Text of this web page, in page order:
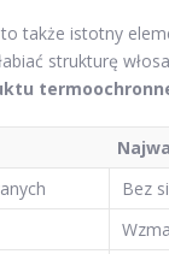
także istotny
strukturę
Bez